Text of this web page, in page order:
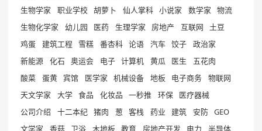
生物学家
职业学校 胡萝卜 仙人掌科 小说家 数学家
物流
生物化学家
幼儿园 医药 生理学家 房地产 互联网
土豆
鸡蛋
建筑工程 雪糕 番杏科 论语 汽车 饺子
政治家
新能源
化石 奥运会 电子 计算机 黄瓜 医生
五花肉
酸菜
蛋黄 宾馆 医学家 机械设备 地板 电子商务
物联网
天文学家
大学 食品 化妆品 一秒推 环保
医疗器械
公司介绍
十二本纪 猪肉 葱 客栈 药业 建筑 安防 GEO
文学家
香菇 卫浴 木地板 教育 房地产开发 电力
半导体